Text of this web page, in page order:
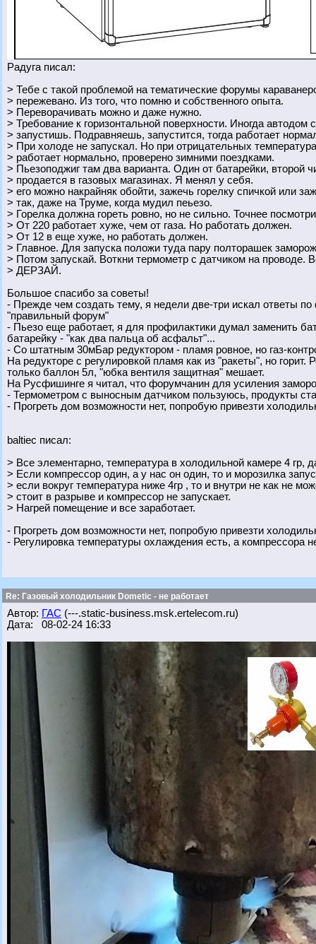
Радуга писал:
> Тебе с такой проблемой на тематические форумы
> пережевано. Из того, что помню и собственного опыта.
> Переворачивать можно и даже нужно.
> Требование к горизонтальной поверхности. Иногда автодом
> запустишь. Подравняешь, запустится, тогда работает
> При холоде не запускал. Но при отрицательных
> работает нормально, проверено зимними поездками.
> Пьезоподжиг там два варианта. Один от батарейки, второй
> продается в газовых магазинах. Я менял у себя.
> его можно накрайняк обойти, зажечь горелку спичкой или
> так, даже на Труме, когда мудил пеьезо.
> Горелка должна гореть ровно, но не сильно. Точнее
> От 220 работает хуже, чем от газа. Но работать должен.
> От 12 в еще хуже, но работать должен.
> Главное. Для запуска положи туда пару полторашек
> Потом запускай. Воткни термометр с датчиком на проводе.
> ДЕРЗАЙ.
Большое спасибо за советы!
- Прежде чем создать тему, я недели две-три искал ответы
"правильный форум"
- Пьезо еще работает, я для профилактики думал заменить
батарейку - "как два пальца об асфальт"...
- Со штатным 30мБар редуктором - пламя ровное, но газ-
На редукторе с регулировкой пламя как из "ракеты", но
только баллон 5л, "юбка вентиля защитная" мешает.
На Русфишинге я читал, что форумчанин для усиления
- Термометром с выносным датчиком пользуюсь, продукты
- Прогреть дом возможности нет, попробую привезти
baltiec писал:
> Все элементарно, температура в холодильной камере 4 гр,
> Если компрессор один, а у нас он один, то и морозилка
> если вокруг температура ниже 4гр , то и внутри не как не
> стоит в разрыве и компрессор не запускает.
> Нагрей помещение и все заработает.
- Прогреть дом возможности нет, попробую привезти
- Регулировка температуры охлаждения есть, а компрессора
Re: Газовый холодильник Dometic - не работает
Автор: ГАС (---.static-business.msk.ertelecom.ru)
Дата: 08-02-24 16:33